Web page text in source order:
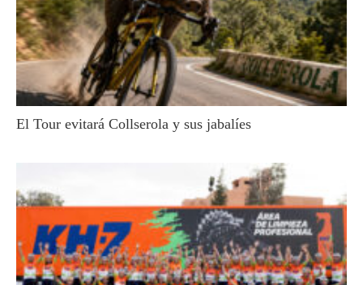
El Tour evitará Collserola y sus jabalíes